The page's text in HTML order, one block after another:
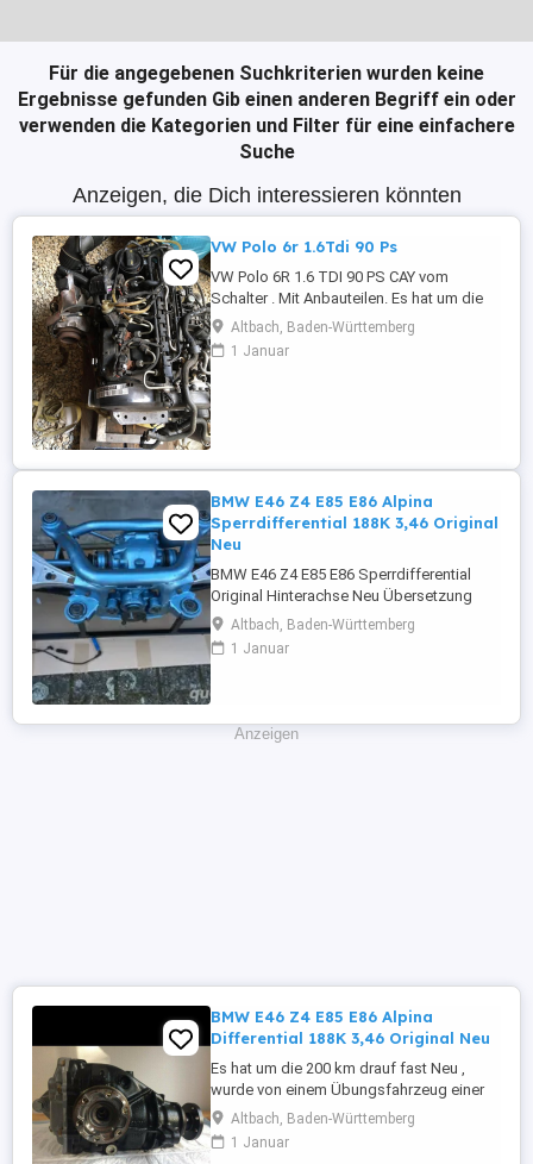
Für die angegebenen Suchkriterien wurden keine
Ergebnisse gefunden Gib einen anderen Begriff ein oder
verwenden die Kategorien und Filter für eine einfachere
Suche
Anzeigen, die Dich interessieren könnten
VW Polo 6r 1.6Tdi 90 Ps
VW Polo 6R 1.6 TDI 90 PS CAY vom
Schalter . Mit Anbauteilen. Es hat um die
80 TKM
Altbach, Baden-Württemberg
1 Januar
BMW E46 Z4 E85 E86 Alpina
Sperrdifferential 188K 3,46 Original
Neu
BMW E46 Z4 E85 E86 Sperrdifferential
Original Hinterachse Neu Übersetzung
3.46 Typ : 188K Alles Neu .
Altbach, Baden-Württemberg
1 Januar
Anzeigen
BMW E46 Z4 E85 E86 Alpina
Differential 188K 3,46 Original Neu
Es hat um die 200 km drauf fast Neu ,
wurde von einem Übungsfahrzeug einer
Handwerkskammer ausgebaut , es passt
zu vielen BMW E46 Z4 E85 E86 Modellen .
Es ist kein Austausch Differential Original
Altbach, Baden-Württemberg
1 Januar